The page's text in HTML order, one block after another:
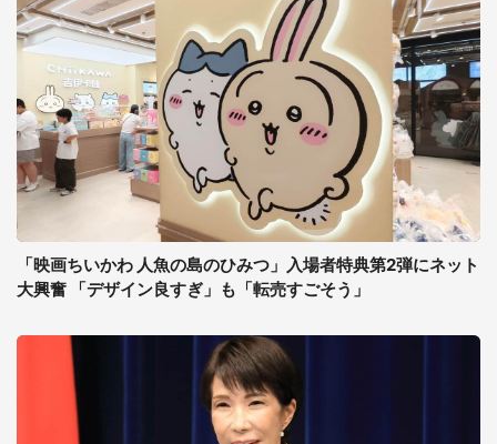
「映画ちいかわ 人魚の島のひみつ」入場者特典第2弾にネット
大興奮 「デザイン良すぎ」も「転売すごそう」